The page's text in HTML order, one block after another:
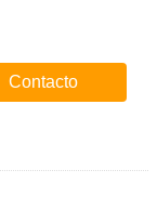
Contacto